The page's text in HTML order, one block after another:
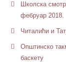
Школска
фебруар 2018.
Читалићи и
Општинско
баскету